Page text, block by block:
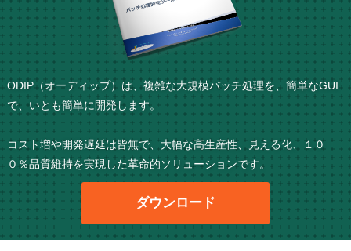
ODIP（オーディップ）は、複雑な大規模バッチ処理を、簡単なGUI
で、いとも簡単に開発します。
コスト増や開発遅延は皆無で、大幅な高生産性、見える化、１０
０％品質維持を実現した革命的ソリューションです。
ダウンロード